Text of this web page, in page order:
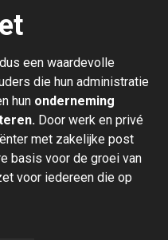
een waardevolle
die hun administratie
hun onderneming
Door werk en privé
met zakelijke post
basis voor de groei van
voor iedereen die op